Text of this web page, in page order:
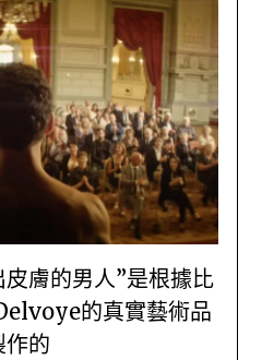
膚的男人”是根據比
的真實藝術品
作的